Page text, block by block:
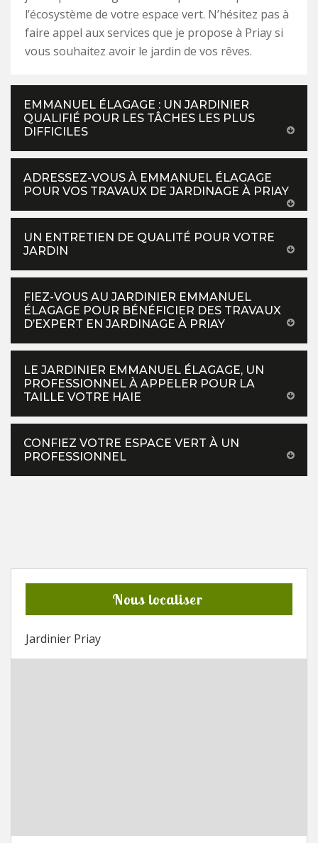
l’écosystème de votre espace vert. N’hésitez pas à
faire appel aux services que je propose à Priay si
vous souhaitez avoir le jardin de vos rêves.
EMMANUEL ÉLAGAGE : UN JARDINIER
QUALIFIÉ POUR LES TÂCHES LES PLUS
DIFFICILES
ADRESSEZ-VOUS À EMMANUEL ÉLAGAGE
POUR VOS TRAVAUX DE JARDINAGE À PRIAY
UN ENTRETIEN DE QUALITÉ POUR VOTRE
JARDIN
FIEZ-VOUS AU JARDINIER EMMANUEL
ÉLAGAGE POUR BÉNÉFICIER DES TRAVAUX
D’EXPERT EN JARDINAGE À PRIAY
LE JARDINIER EMMANUEL ÉLAGAGE, UN
PROFESSIONNEL À APPELER POUR LA
TAILLE VOTRE HAIE
CONFIEZ VOTRE ESPACE VERT À UN
PROFESSIONNEL
Nous localiser
Jardinier Priay